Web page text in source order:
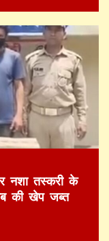
नशा तस्करी के
की खेप जब्त